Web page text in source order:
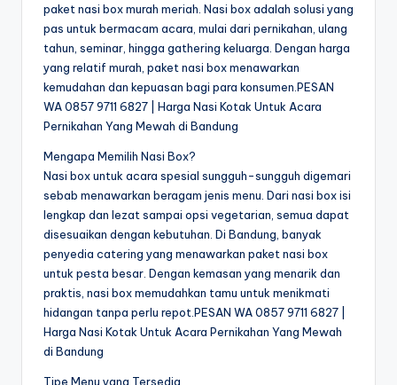
paket nasi box murah meriah. Nasi box adalah solusi yang
pas untuk bermacam acara, mulai dari pernikahan, ulang
tahun, seminar, hingga gathering keluarga. Dengan harga
yang relatif murah, paket nasi box menawarkan
kemudahan dan kepuasan bagi para konsumen.PESAN
WA 0857 9711 6827 | Harga Nasi Kotak Untuk Acara
Pernikahan Yang Mewah di Bandung
Mengapa Memilih Nasi Box?
Nasi box untuk acara spesial sungguh-sungguh digemari
sebab menawarkan beragam jenis menu. Dari nasi box isi
lengkap dan lezat sampai opsi vegetarian, semua dapat
disesuaikan dengan kebutuhan. Di Bandung, banyak
penyedia catering yang menawarkan paket nasi box
untuk pesta besar. Dengan kemasan yang menarik dan
praktis, nasi box memudahkan tamu untuk menikmati
hidangan tanpa perlu repot.PESAN WA 0857 9711 6827 |
Harga Nasi Kotak Untuk Acara Pernikahan Yang Mewah
di Bandung
Tipe Menu yang Tersedia